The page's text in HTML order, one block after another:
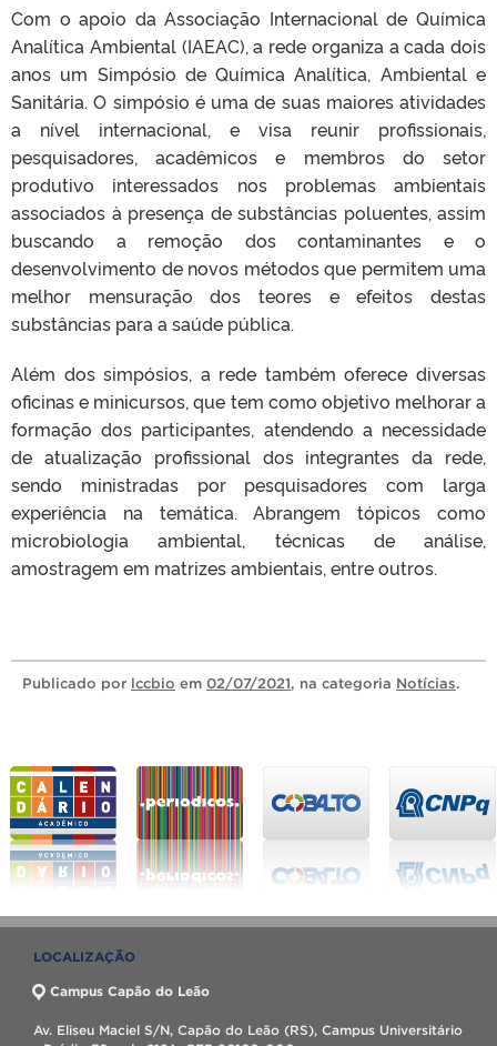
Com o apoio da Associação Internacional de Química
Analítica Ambiental (IAEAC), a rede organiza a cada dois
anos um Simpósio de Química Analítica, Ambiental e
Sanitária. O simpósio é uma de suas maiores atividades
a nível internacional, e visa reunir profissionais,
pesquisadores, acadêmicos e membros do setor
produtivo interessados nos problemas ambientais
associados à presença de substâncias poluentes, assim
buscando a remoção dos contaminantes e o
desenvolvimento de novos métodos que permitem uma
melhor mensuração dos teores e efeitos destas
substâncias para a saúde pública.
Além dos simpósios, a rede também oferece diversas
oficinas e minicursos, que tem como objetivo melhorar a
formação dos participantes, atendendo a necessidade
de atualização profissional dos integrantes da rede,
sendo ministradas por pesquisadores com larga
experiência na temática. Abrangem tópicos como
microbiologia ambiental, técnicas de análise,
amostragem em matrizes ambientais, entre outros.
Publicado por lccbio em 02/07/2021, na categoria Notícias.
LOCALIZAÇÃO
Campus Capão do Leão
Av. Eliseu Maciel S/N, Capão do Leão (RS), Campus Universitário